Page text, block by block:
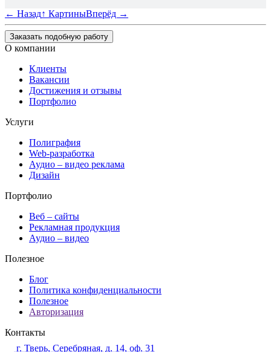
← Назад↑ КартиныВперёд →
Заказать подобную работу
О компании
Клиенты
Вакансии
Достижения и отзывы
Портфолио
Услуги
Полиграфия
Web-разработка
Аудио – видео реклама
Дизайн
Портфолио
Веб – сайты
Рекламная продукция
Аудио – видео
Полезное
Блог
Политика конфиденциальности
Полезное
Авторизация
Контакты
г. Тверь, Серебряная, д. 14, оф. 31